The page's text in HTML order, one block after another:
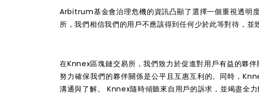
Arbitrum基金會治理危機的資訊凸顯了選擇一個重視透明
所，我們相信我們的用戶不應該得到任何少於此等對待，並
在Knnex區塊鏈交易所，我們致力於促進對用戶有益的夥
努力確保我們的夥伴關係是公平且互惠互利的。同時，
溝通與了解。 Knnex隨時傾聽來自用戶的訴求，並竭盡全